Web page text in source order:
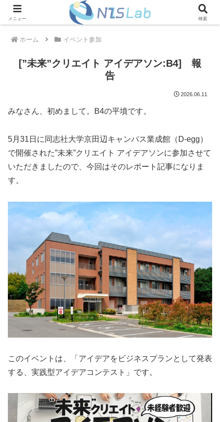
ホーム イベント参加
[”未来”クリエイト アイデアソン:B4] 報
告
2026.06.11
みなさん、初めまして。B4の平墳です。
5月31日に同志社大学京田辺キャンパス業成館（D-egg）
で開催された”未来”クリエイト アイデアソンに参加させて
いただきましたので、今回はそのレポート記事になりま
す。
このイベントは、「アイデアをビジネスプランとして発表
する、実践型アイデアコンテスト」です。
メニュー 検索